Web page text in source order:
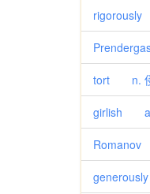
tort n. 侵
girlish
Romanov